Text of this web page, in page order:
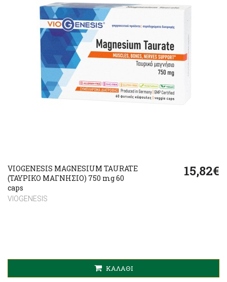
VIOGENESIS MAGNESIUM TAURATE
(ΤΑΥΡΙΚΟ ΜΑΓΝΗΣΙΟ) 750 mg 60
caps
VIOGENESIS
15,82€
ΚΑΛΆΘΙ